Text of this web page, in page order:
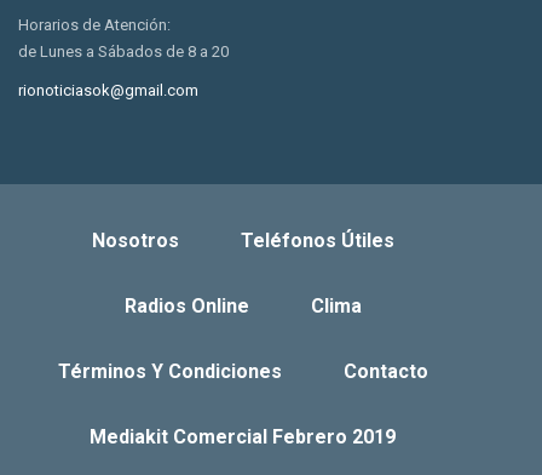
Horarios de Atención:
de Lunes a Sábados de 8 a 20
rionoticiasok@gmail.com
Nosotros Teléfonos Útiles
Radios Online Clima
Términos Y Condiciones Contacto
Mediakit Comercial Febrero 2019